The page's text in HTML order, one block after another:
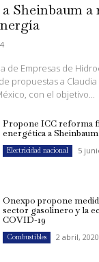
Sheinbaum a
de Empresas de
propuestas a
con el objetivo...
Propone ICC reforma
energética a Sheinbaum
Electricidad nacional 5
Onexpo propone
sector gasolinero y la
COVID-19
Combustibles 2 abril, 2020